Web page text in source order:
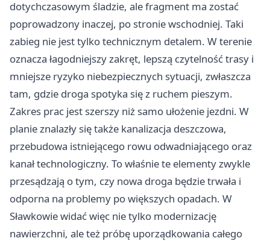
dotychczasowym śladzie, ale fragment ma zostać
poprowadzony inaczej, po stronie wschodniej. Taki
zabieg nie jest tylko technicznym detalem. W terenie
oznacza łagodniejszy zakręt, lepszą czytelność trasy i
mniejsze ryzyko niebezpiecznych sytuacji, zwłaszcza
tam, gdzie droga spotyka się z ruchem pieszym.
Zakres prac jest szerszy niż samo ułożenie jezdni. W
planie znalazły się także kanalizacja deszczowa,
przebudowa istniejącego rowu odwadniającego oraz
kanał technologiczny. To właśnie te elementy zwykle
przesądzają o tym, czy nowa droga będzie trwała i
odporna na problemy po większych opadach. W
Sławkowie widać więc nie tylko modernizację
nawierzchni, ale też próbę uporządkowania całego